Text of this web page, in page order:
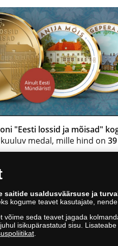
"Eesti lossid ja mõisad"
medal, mille hind on
Soovides tellida
€). Kui soovite tellida
usaldusväärsuse ja
kogume teavet kasutajate,
võime seda teavet jagada
isikupärastatud sisu.